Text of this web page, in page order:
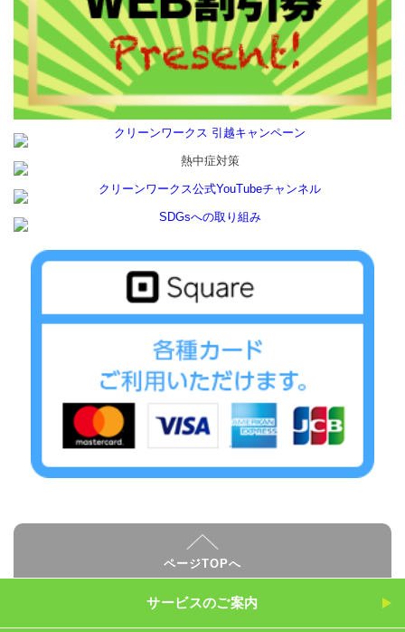
ページTOPへ
サービスのご案内